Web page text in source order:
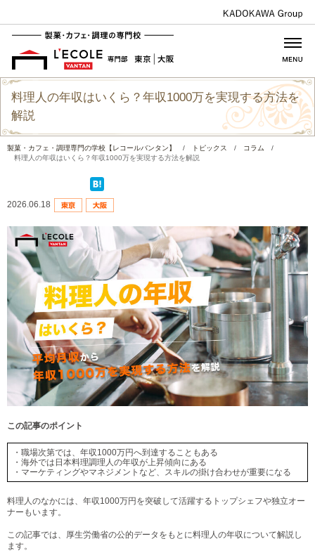
料理人の年収はいくら？年収1000万を実現する方法を
解説
製菓・カフェ・調理専門の学校【レコールバンタン】 / トピックス / コラム
/
料理人の年収はいくら？年収1000万を実現する方法を解説
2026.06.18
この記事のポイント
・職場次第では、年収1000万円へ到達することもある
・海外では日本料理調理人の年収が上昇傾向にある
・マーケティングやマネジメントなど、スキルの掛け合わせが重要になる
料理人のなかには、年収1000万円を突破して活躍するトップシェフや独立オー
ナーもいます。
この記事では、厚生労働省の公的データをもとに料理人の年収について解説し
ます。